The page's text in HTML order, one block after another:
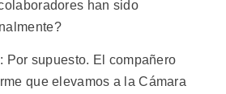
han sido
Por supuesto. El compañero
que elevamos a la Cámara